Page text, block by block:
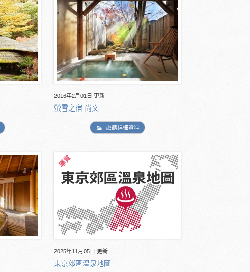
2016年2月01日 更新
螢雪之宿 尚文
旅館詳細資料
2025年11月05日 更新
東京郊區溫泉地圖